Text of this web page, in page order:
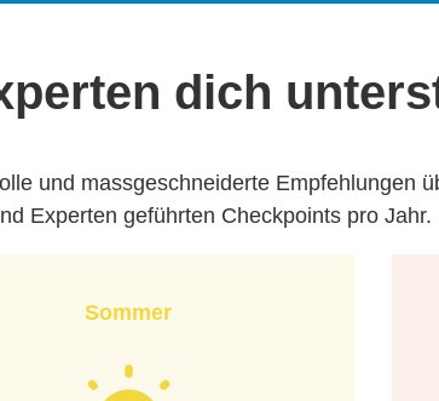
dich
und massgeschneiderte Empfehlungen
Experten geführten Checkpoints pro Jahr.
Sommer